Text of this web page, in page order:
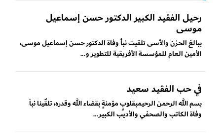
رحيل الفقيد الكبير الدكتور حسن إسماعيل
موسى
ببالغ الحزن والأسى تلقيت نبأ وفاة الدكتور حسن إسماعيل موسى،
الأمين العام للمؤسسة الأفريقية للتطوير و...
في حب الفقيد سعيد
بسم الله الرحمن الرحيمبقلوبٍ مؤمنةٍ بقضاء الله وقدره، تلقّينا نبأ
وفاة الكاتب والصحفي والأديب الكبير...